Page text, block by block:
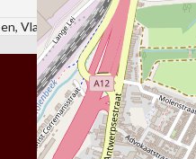
Vlaanderen, 2850, België